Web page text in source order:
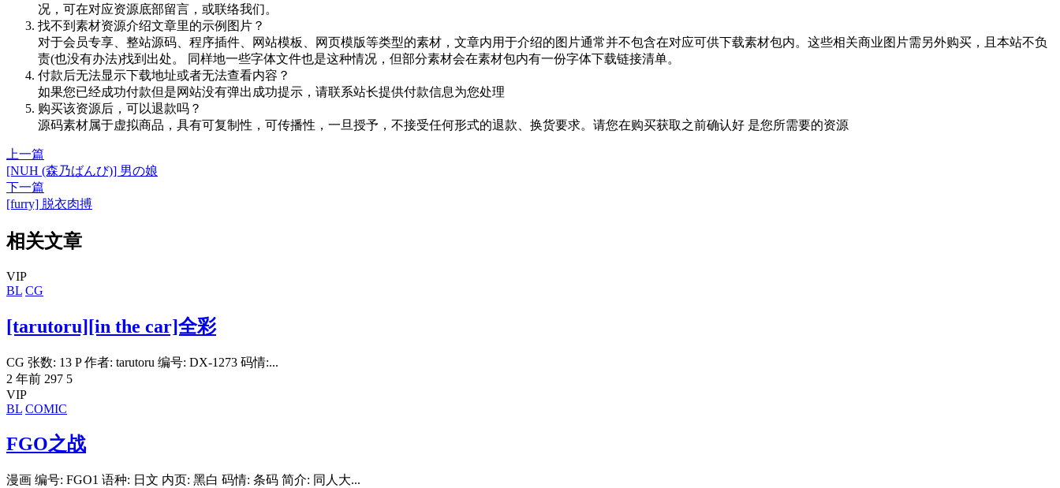
况，可在对应资源底部留言，或联络我们。
找不到素材资源介绍文章里的示例图片？
对于会员专享、整站源码、程序插件、网站模板、网页模版等类型的素材，文章内用于介绍的图片通常并不包含在对应可供下载素材包内。这些相关商业图片需另外购买，且本站不负
责(也没有办法)找到出处。 同样地一些字体文件也是这种情况，但部分素材会在素材包内有一份字体下载链接清单。
付款后无法显示下载地址或者无法查看内容？
如果您已经成功付款但是网站没有弹出成功提示，请联系站长提供付款信息为您处理
购买该资源后，可以退款吗？
源码素材属于虚拟商品，具有可复制性，可传播性，一旦授予，不接受任何形式的退款、换货要求。请您在购买获取之前确认好 是您所需要的资源
上一篇
[NUH (森乃ばんび)] 男の娘
下一篇
[furry] 脱衣肉搏
相关文章
VIP
BL CG
[tarutoru][in the car]全彩
CG 张数: 13 P 作者: tarutoru 编号: DX-1273 码情:...
2 年前 297 5
VIP
BL COMIC
FGO之战
漫画 编号: FGO1 语种: 日文 内页: 黑白 码情: 条码 简介: 同人大...